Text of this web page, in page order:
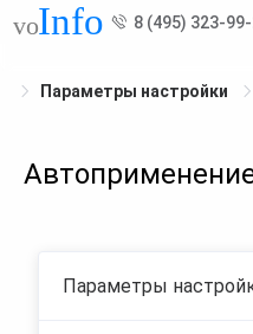
8 (495) 323-
Параметры настройки
Параметры